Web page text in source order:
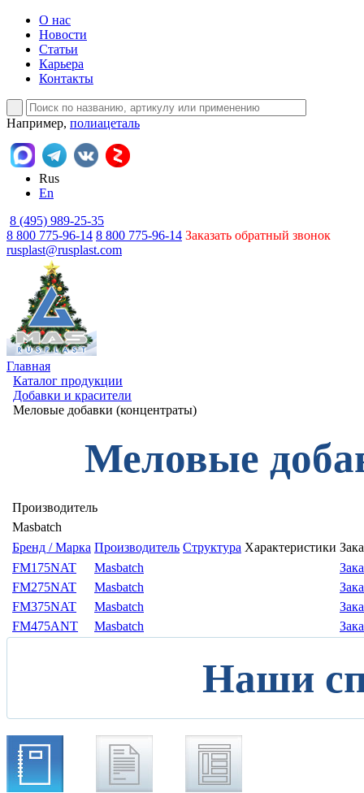
О нас
Новости
Статьи
Карьера
Контакты
Например, полиацеталь
Rus
En
8 (495) 989-25-35
8 800 775-96-14 8 800 775-96-14 Заказать обратный звонок
rusplast@rusplast.com
Главная
Каталог продукции
Добавки и красители
Меловые добавки (концентраты)
Меловые
Производитель
Мasbatch
Бренд / Марка Производитель Структура Характеристики
FM175NAT
Мasbatch
FM275NAT
Мasbatch
FM375NAT
Мasbatch
FM475ANT
Мasbatch
Наши